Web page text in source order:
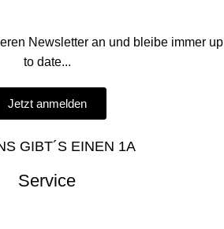
Newsletter an und bleibe immer up
to date...
Jetzt anmelden
GIBT´S EINEN 1A
Service